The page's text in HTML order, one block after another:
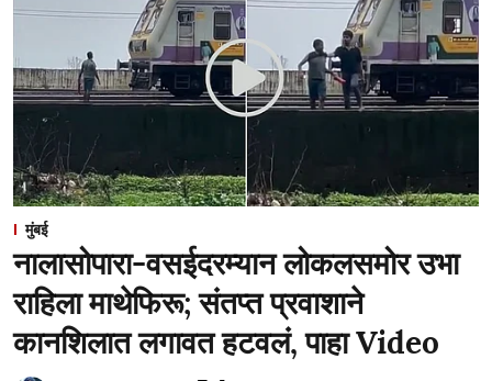
मुंबई
नालासोपारा-वसईदरम्यान लोकलसमोर उभा
राहिला माथेफिरू; संतप्त प्रवाशाने
कानशिलात लगावत हटवलं, पाहा Video